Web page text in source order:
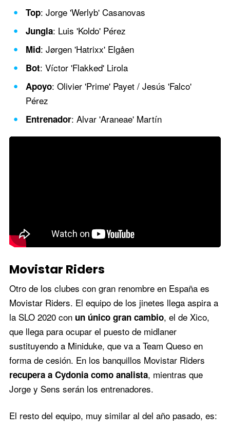
Top: Jorge 'Werlyb' Casanovas
Jungla: Luis 'Koldo' Pérez
Mid: Jørgen 'Hatrixx' Elgåen
Bot: Víctor 'Flakked' Lirola
Apoyo: Olivier 'Prime' Payet / Jesús 'Falco'
Pérez
Entrenador: Alvar 'Araneae' Martín
Movistar Riders
Otro de los clubes con gran renombre en España es
Movistar Riders. El equipo de los jinetes llega aspira a
la SLO 2020 con un único gran cambio, el de Xico,
que llega para ocupar el puesto de midlaner
sustituyendo a Miniduke, que va a Team Queso en
forma de cesión. En los banquillos Movistar Riders
recupera a Cydonia como analista, mientras que
Jorge y Sens serán los entrenadores.
El resto del equipo, muy similar al del año pasado, es: